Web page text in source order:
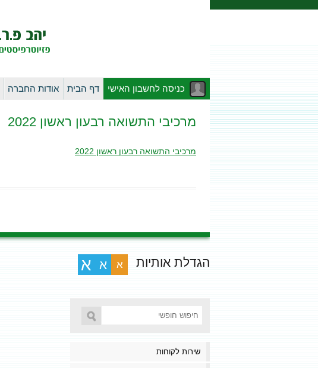
כניסה לחשבון האישי דף הבית אודות החברה
מרכיבי התשואה רבעון ראשון 2022
מרכיבי התשואה רבעון ראשון 2022
הגדלת אותיות א א א
שירות לקוחות